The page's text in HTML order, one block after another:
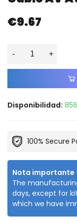
€9.67
- +
Disponibilidad:
100% Secure
Nota importante
The
days, except for
which we have